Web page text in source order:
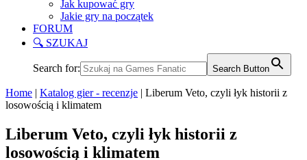
Jak kupować gry
Jakie gry na początek
FORUM
🔍 SZUKAJ
Search for: Search Button
Home | Katalog gier - recenzje | Liberum Veto, czyli łyk historii z
losowością i klimatem
Liberum Veto, czyli łyk historii z
losowością i klimatem